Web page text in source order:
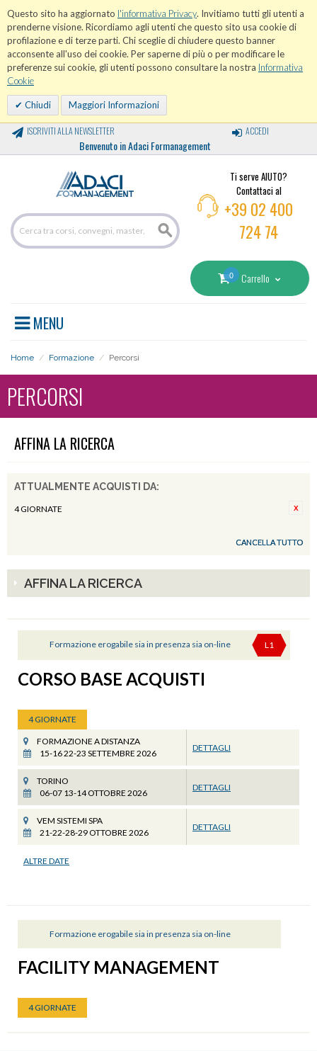
Questo sito ha aggiornato l'informativa Privacy. Invitiamo tutti gli utenti a
prenderne visione. Ricordiamo agli utenti che questo sito usa cookie di
profilazione e di terze parti. Chi sceglie di chiudere questo banner
acconsente all'uso dei cookie. Per saperne di più o per modificare le
preferenze sui cookie, gli utenti possono consultare la nostra Informativa
Cookie
Chiudi Maggiori Informazioni
ISCRIVITI ALLA NEWSLETTER
Benvenuto in Adaci Formanagement
ACCEDI
Ti serve AIUTO?
Contattaci al
+39 02 400
724 74
0 Carrello
MENU
Home / Formazione / Percorsi
PERCORSI
AFFINA LA RICERCA
ATTUALMENTE ACQUISTI DA:
4 GIORNATE
CANCELLA TUTTO
AFFINA LA RICERCA
Formazione erogabile sia in presenza sia on-line L1
CORSO BASE ACQUISTI
4 GIORNATE
FORMAZIONE A DISTANZA
15-16 22-23 SETTEMBRE 2026
DETTAGLI
TORINO
06-07 13-14 OTTOBRE 2026
DETTAGLI
VEM SISTEMI SPA
21-22-28-29 OTTOBRE 2026
DETTAGLI
ALTRE DATE
Formazione erogabile sia in presenza sia on-line
FACILITY MANAGEMENT
4 GIORNATE